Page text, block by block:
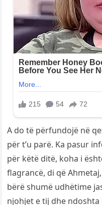
A do të përfundojë në
për t’u parë. Ka pasur
për këtë ditë, koha i
flagrancë, di që
bërë shumë udhëtime
njohjet e tij dhe